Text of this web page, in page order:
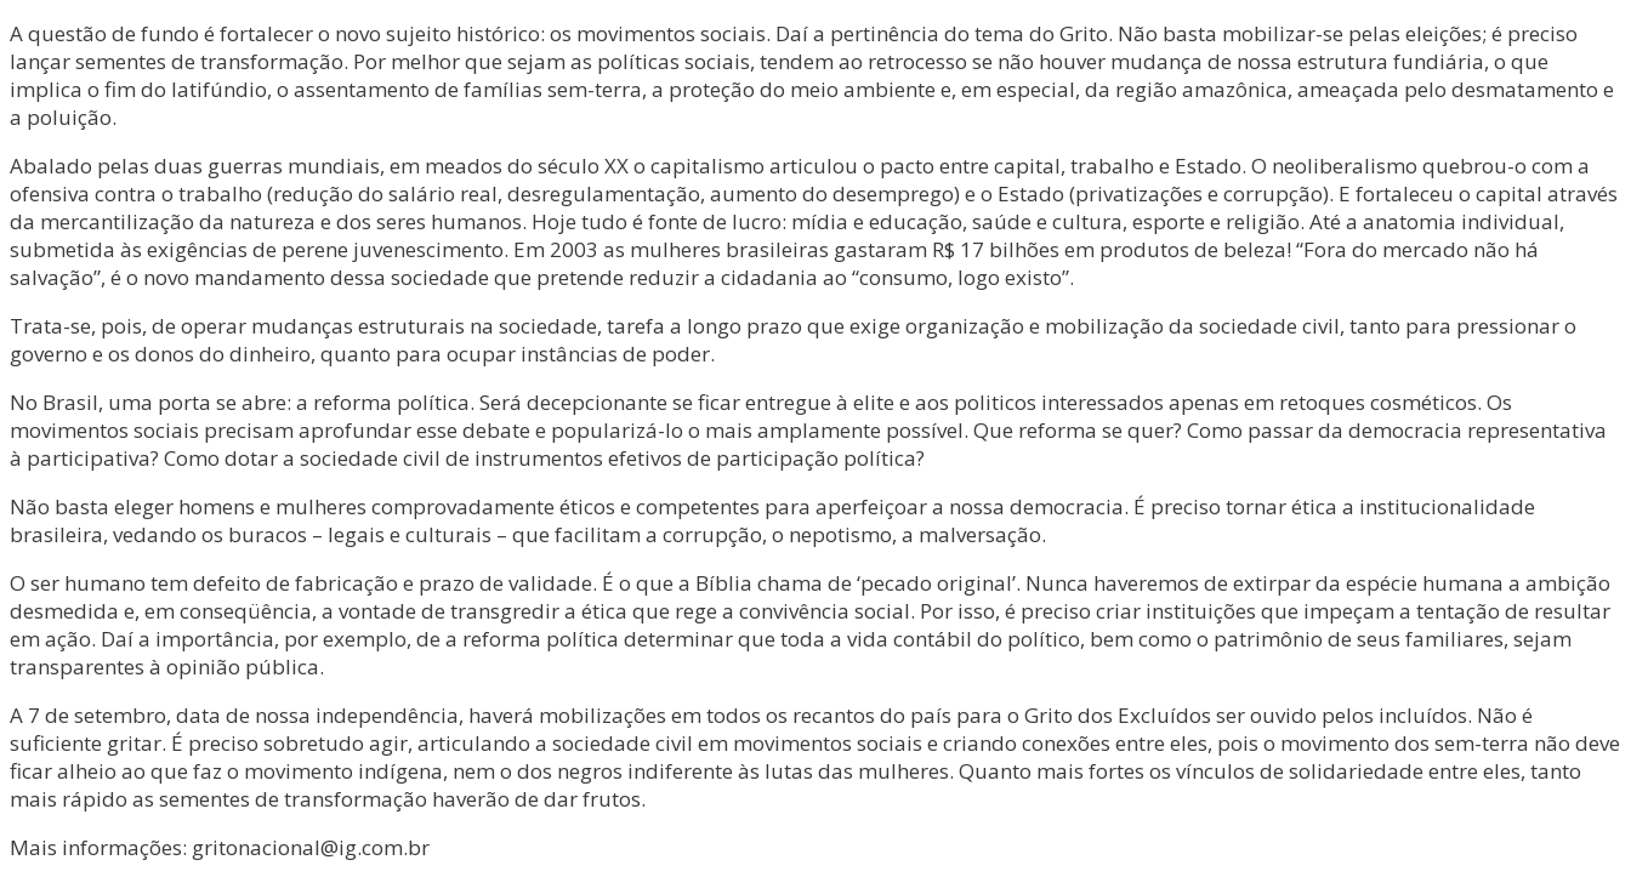
A questão de fundo é fortalecer o novo sujeito histórico: os movimentos sociais. Daí a pertinência do tema do Grito. Não basta mobilizar-se pelas eleições; é preciso
lançar sementes de transformação. Por melhor que sejam as políticas sociais, tendem ao retrocesso se não houver mudança de nossa estrutura fundiária, o que
implica o fim do latifúndio, o assentamento de famílias sem-terra, a proteção do meio ambiente e, em especial, da região amazônica, ameaçada pelo desmatamento e
a poluição.
Abalado pelas duas guerras mundiais, em meados do século XX o capitalismo articulou o pacto entre capital, trabalho e Estado. O neoliberalismo quebrou-o com a
ofensiva contra o trabalho (redução do salário real, desregulamentação, aumento do desemprego) e o Estado (privatizações e corrupção). E fortaleceu o capital através
da mercantilização da natureza e dos seres humanos. Hoje tudo é fonte de lucro: mídia e educação, saúde e cultura, esporte e religião. Até a anatomia individual,
submetida às exigências de perene juvenescimento. Em 2003 as mulheres brasileiras gastaram R$ 17 bilhões em produtos de beleza! “Fora do mercado não há
salvação”, é o novo mandamento dessa sociedade que pretende reduzir a cidadania ao “consumo, logo existo”.
Trata-se, pois, de operar mudanças estruturais na sociedade, tarefa a longo prazo que exige organização e mobilização da sociedade civil, tanto para pressionar o
governo e os donos do dinheiro, quanto para ocupar instâncias de poder.
No Brasil, uma porta se abre: a reforma política. Será decepcionante se ficar entregue à elite e aos politicos interessados apenas em retoques cosméticos. Os
movimentos sociais precisam aprofundar esse debate e popularizá-lo o mais amplamente possível. Que reforma se quer? Como passar da democracia representativa
à participativa? Como dotar a sociedade civil de instrumentos efetivos de participação política?
Não basta eleger homens e mulheres comprovadamente éticos e competentes para aperfeiçoar a nossa democracia. É preciso tornar ética a institucionalidade
brasileira, vedando os buracos – legais e culturais – que facilitam a corrupção, o nepotismo, a malversação.
O ser humano tem defeito de fabricação e prazo de validade. É o que a Bíblia chama de ‘pecado original’. Nunca haveremos de extirpar da espécie humana a ambição
desmedida e, em conseqüência, a vontade de transgredir a ética que rege a convivência social. Por isso, é preciso criar instituições que impeçam a tentação de resultar
em ação. Daí a importância, por exemplo, de a reforma política determinar que toda a vida contábil do político, bem como o patrimônio de seus familiares, sejam
transparentes à opinião pública.
A 7 de setembro, data de nossa independência, haverá mobilizações em todos os recantos do país para o Grito dos Excluídos ser ouvido pelos incluídos. Não é
suficiente gritar. É preciso sobretudo agir, articulando a sociedade civil em movimentos sociais e criando conexões entre eles, pois o movimento dos sem-terra não deve
ficar alheio ao que faz o movimento indígena, nem o dos negros indiferente às lutas das mulheres. Quanto mais fortes os vínculos de solidariedade entre eles, tanto
mais rápido as sementes de transformação haverão de dar frutos.
Mais informações: gritonacional@ig.com.br